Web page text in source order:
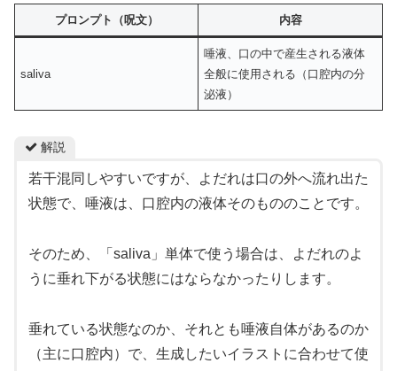
プロンプト（呪文） 内容
saliva
唾液、口の中で産生される液体
全般に使用される（口腔内の分
泌液）
解説
若干混同しやすいですが、よだれは口の外へ流れ出た
状態で、唾液は、口腔内の液体そのもののことです。
そのため、「saliva」単体で使う場合は、よだれのよ
うに垂れ下がる状態にはならなかったりします。
垂れている状態なのか、それとも唾液自体があるのか
（主に口腔内）で、生成したいイラストに合わせて使